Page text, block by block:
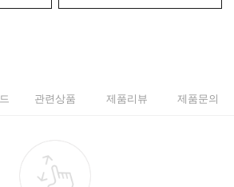
관련상품 제품리뷰 제품문의